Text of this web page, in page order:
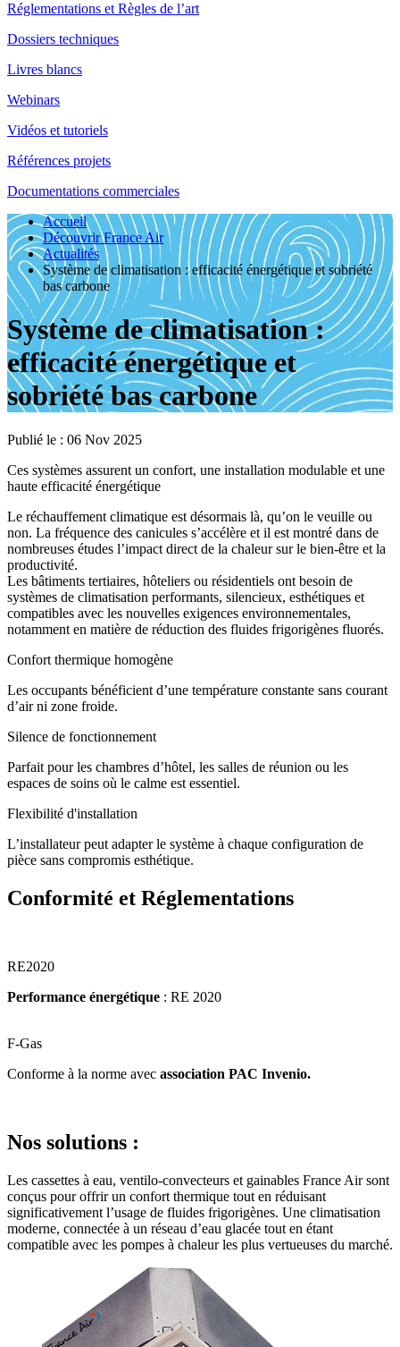
Réglementations et Règles de l’art
Dossiers techniques
Livres blancs
Webinars
Vidéos et tutoriels
Références projets
Documentations commerciales
Accueil
Découvrir France Air
Actualités
Système de climatisation : efficacité énergétique et sobriété
bas carbone
Système de climatisation :
efficacité énergétique et
sobriété bas carbone
Publié le : 06 Nov 2025
Ces systèmes assurent un confort, une installation modulable et une
haute efficacité énergétique
Le réchauffement climatique est désormais là, qu’on le veuille ou
non. La fréquence des canicules s’accélère et il est montré dans de
nombreuses études l’impact direct de la chaleur sur le bien-être et la
productivité.
Les bâtiments tertiaires, hôteliers ou résidentiels ont besoin de
systèmes de climatisation performants, silencieux, esthétiques et
compatibles avec les nouvelles exigences environnementales,
notamment en matière de réduction des fluides frigorigènes fluorés.
Confort thermique homogène
Les occupants bénéficient d’une température constante sans courant
d’air ni zone froide.
Silence de fonctionnement
Parfait pour les chambres d’hôtel, les salles de réunion ou les
espaces de soins où le calme est essentiel.
Flexibilité d'installation
L’installateur peut adapter le système à chaque configuration de
pièce sans compromis esthétique.
Conformité et Réglementations
RE2020
Performance énergétique : RE 2020
F-Gas
Conforme à la norme avec association PAC Invenio.
Nos solutions :
Les cassettes à eau, ventilo-convecteurs et gainables France Air sont
conçus pour offrir un confort thermique tout en réduisant
significativement l’usage de fluides frigorigènes. Une climatisation
moderne, connectée à un réseau d’eau glacée tout en étant
compatible avec les pompes à chaleur les plus vertueuses du marché.